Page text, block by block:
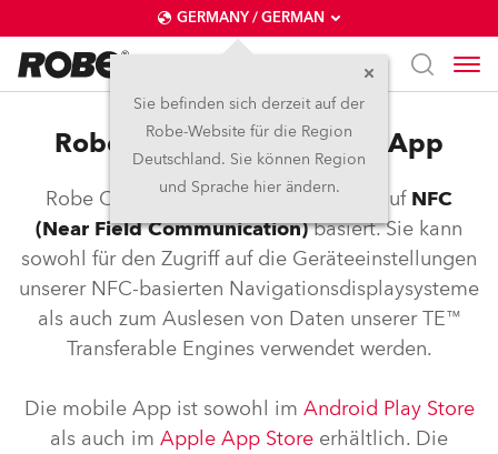
GERMANY / GERMAN
Sie befinden sich derzeit auf der
Robe-Website für die Region
Deutschland. Sie können Region
und Sprache hier ändern.
Robe NFC Controller und App
Robe COM ist eine Anwendung, die auf NFC
(Near Field Communication)basiert. Sie kann
sowohl für den Zugriff auf die Geräteeinstellungen
unserer NFC-basierten Navigationsdisplaysysteme
als auch zum Auslesen von Daten unserer TE™
Transferable Engines verwendet werden.
Die mobile App ist sowohl im Android Play Store
als auch im Apple App Store erhältlich. Die